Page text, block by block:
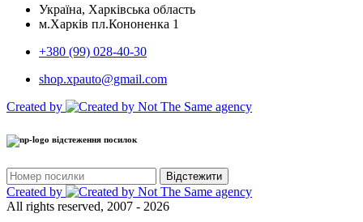
Україна, Харківська область
м.Харків пл.Кононенка 1
+380 (99) 028-40-30
shop.xpauto@gmail.com
Created by
відстеження посилок
Відстежити
Created by
All rights reserved, 2007 - 2026